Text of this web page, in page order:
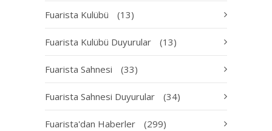
Fuarista Kulübü (13)
Fuarista Kulübü Duyurular (13)
Fuarista Sahnesi (33)
Fuarista Sahnesi Duyurular (34)
Fuarista'dan Haberler (299)